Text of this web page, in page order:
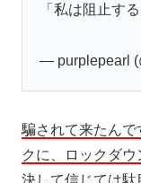
「私は阻止する
— purplepearl
騙されて来たん
クに、ロックダウ
決して信じては駄